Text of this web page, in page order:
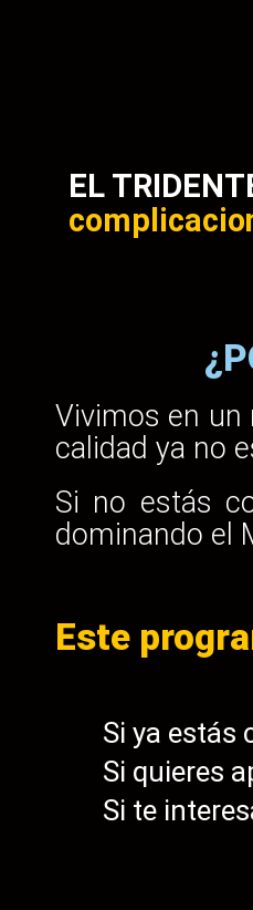
EL
Vivimos en un
calidad ya no
Si no estás
dominando el
Este
Si ya estás
Si quieres
Si te